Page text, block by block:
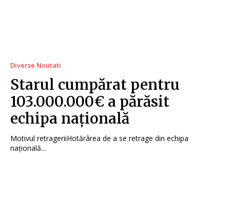
Diverse Noutati
Starul cumpărat pentru
103.000.000€ a părăsit
echipa națională
Motivul retrageriiHotărârea de a se retrage din echipa
națională...